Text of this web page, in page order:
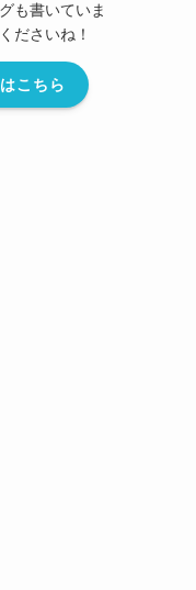
も書いていま
ださいね！
こちら